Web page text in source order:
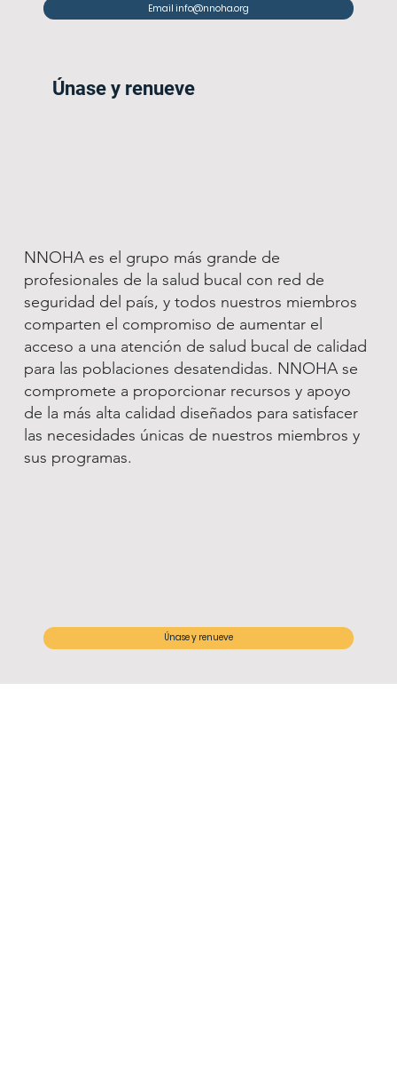
Email info@nnoha.org
Únase y renueve
NNOHA es el grupo más grande de
profesionales de la salud bucal con red de
seguridad del país, y todos nuestros miembros
comparten el compromiso de aumentar el
acceso a una atención de salud bucal de calidad
para las poblaciones desatendidas. NNOHA se
compromete a proporcionar recursos y apoyo
de la más alta calidad diseñados para satisfacer
las necesidades únicas de nuestros miembros y
sus programas.
Únase y renueve